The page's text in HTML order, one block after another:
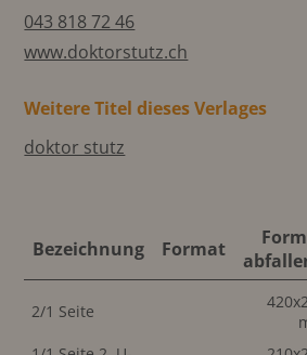
043 818 72 46
www.doktorstutz.ch
Weitere Titel dieses Verlages
doktor stutz
Bezeichnung Format
2/1 Seite